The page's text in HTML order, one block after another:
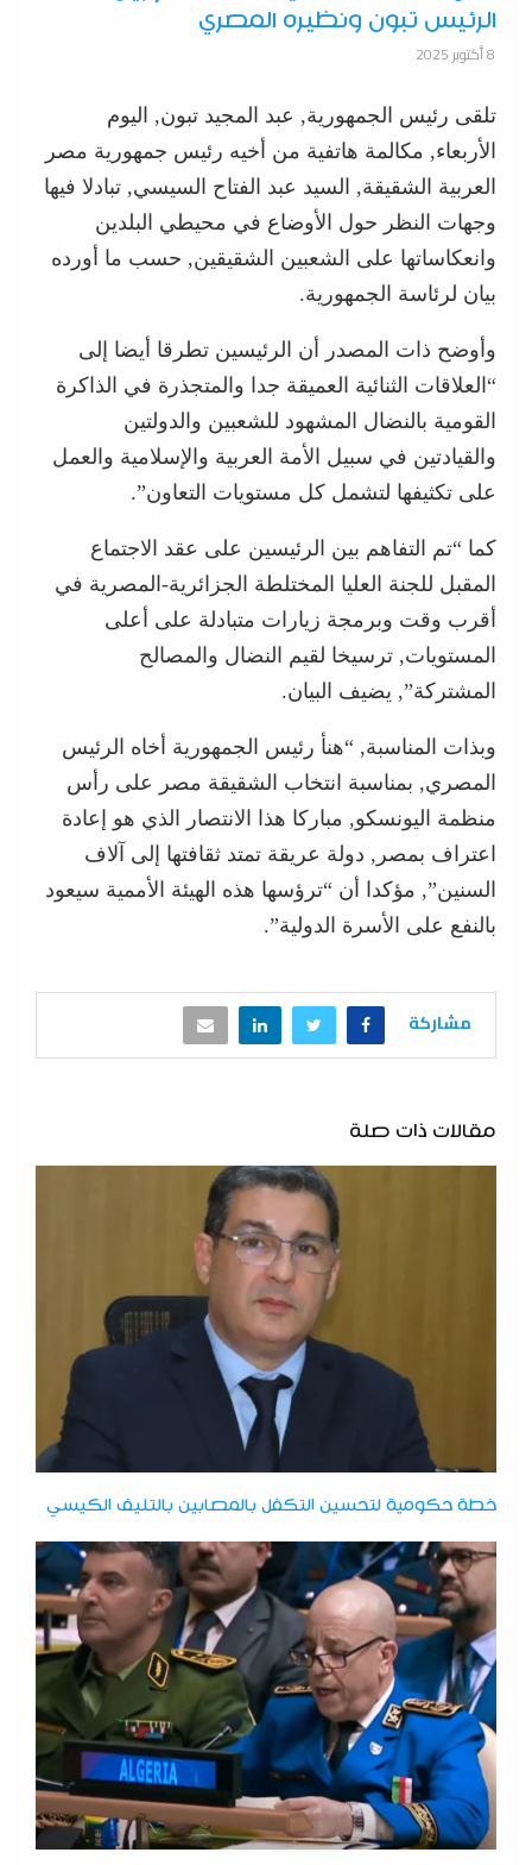
الرئيس تبون ونظيره المصري
8 أكتوبر 2025
تلقى رئيس الجمهورية, عبد المجيد تبون, اليوم
الأربعاء, مكالمة هاتفية من أخيه رئيس جمهورية مصر
العربية الشقيقة, السيد عبد الفتاح السيسي, تبادلا فيها
وجهات النظر حول الأوضاع في محيطي البلدين
وانعكاساتها على الشعبين الشقيقين, حسب ما أورده
بيان لرئاسة الجمهورية.
وأوضح ذات المصدر أن الرئيسين تطرقا أيضا إلى
“العلاقات الثنائية العميقة جدا والمتجذرة في الذاكرة
القومية بالنضال المشهود للشعبين والدولتين
والقيادتين في سبيل الأمة العربية والإسلامية والعمل
على تكثيفها لتشمل كل مستويات التعاون”.
كما “تم التفاهم بين الرئيسين على عقد الاجتماع
المقبل للجنة العليا المختلطة الجزائرية-المصرية في
أقرب وقت وبرمجة زيارات متبادلة على أعلى
المستويات, ترسيخا لقيم النضال والمصالح
المشتركة”, يضيف البيان.
وبذات المناسبة, “هنأ رئيس الجمهورية أخاه الرئيس
المصري, بمناسبة انتخاب الشقيقة مصر على رأس
منظمة اليونسكو, مباركا هذا الانتصار الذي هو إعادة
اعتراف بمصر, دولة عريقة تمتد ثقافتها إلى آلاف
السنين”, مؤكدا أن “ترؤسها هذه الهيئة الأممية سيعود
بالنفع على الأسرة الدولية”.
مشاركة
مقالات ذات صلة
خطة حكومية لتحسين التكفل بالمصابين بالتليف الكيسي